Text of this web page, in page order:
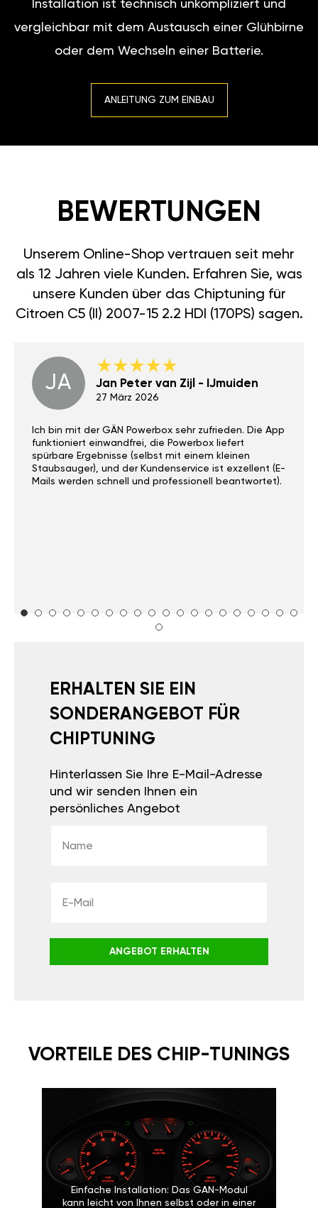
Installation ist technisch unkompliziert und
vergleichbar mit dem Austausch einer Glühbirne
oder dem Wechseln einer Batterie.
ANLEITUNG ZUM EINBAU
BEWERTUNGEN
Unserem Online-Shop vertrauen seit mehr
als 12 Jahren viele Kunden. Erfahren Sie, was
unsere Kunden über das Chiptuning für
Citroen C5 (II) 2007-15 2.2 HDI (170PS) sagen.
JA Jan Peter van Zijl - IJmuiden
27 März 2026
Ich bin mit der GÄN Powerbox sehr zufrieden. Die App
funktioniert einwandfrei, die Powerbox liefert
spürbare Ergebnisse (selbst mit einem kleinen
Staubsauger), und der Kundenservice ist exzellent (E-
Mails werden schnell und professionell beantwortet).
ERHALTEN SIE EIN
SONDERANGEBOT FÜR
CHIPTUNING
Hinterlassen Sie Ihre E-Mail-Adresse
und wir senden Ihnen ein
persönliches Angebot
ANGEBOT ERHALTEN
VORTEILE DES CHIP-TUNINGS
Einfache Installation: Das GAN-Modul
kann leicht von Ihnen selbst oder in einer